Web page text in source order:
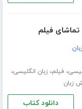
تماشای فیلم
، فیلم، زبان انگلیسی،
زبان
دانلود کتاب